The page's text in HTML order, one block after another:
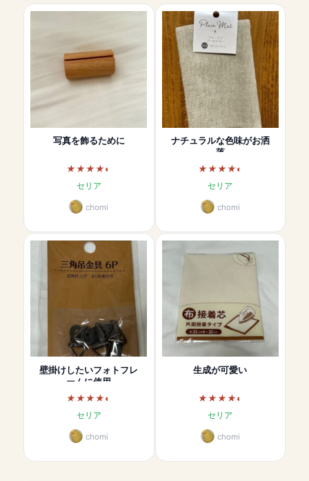
写真を飾るために
セリア
chomi
ナチュラルな色味がお洒
落
セリア
chomi
壁掛けしたいフォトフレ
ームに使用
セリア
chomi
生成が可愛い
セリア
chomi